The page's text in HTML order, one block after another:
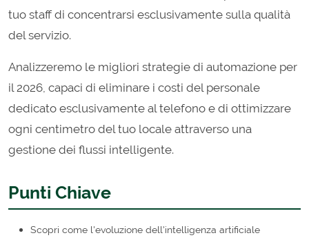
tuo staff di concentrarsi esclusivamente sulla qualità
del servizio.
Analizzeremo le migliori strategie di automazione per
il 2026, capaci di eliminare i costi del personale
dedicato esclusivamente al telefono e di ottimizzare
ogni centimetro del tuo locale attraverso una
gestione dei flussi intelligente.
Punti Chiave
Scopri come l'evoluzione dell'intelligenza artificiale